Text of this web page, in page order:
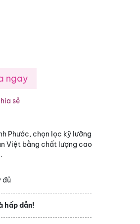
ngay
sẻ
Phước, chọn lọc kỹ lưỡng
Việt bằng chất lượng cao
đủ
hấp dẫn!